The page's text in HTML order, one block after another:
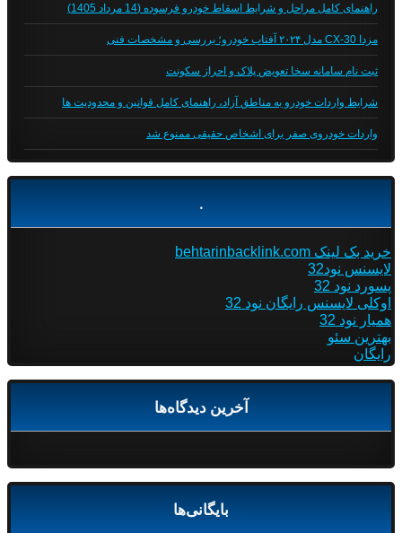
راهنمای کامل مراحل و شرایط اسقاط خودرو فرسوده (14 مرداد 1405)
مزدا CX-30 مدل ۲۰۲۴ آفتاب خودرو؛ بررسی و مشخصات فنی
ثبت نام سامانه سخا تعویض پلاک و احراز سکونت
شرایط واردات خودرو به مناطق آزاد، راهنمای کامل قوانین و محدودیت ها
واردات خودروی صفر برای اشخاص حقیقی ممنوع شد
.
خرید بک لینک behtarinbacklink.com
لایسنس نود32
پسورد نود 32
اوکلی لایسنس رایگان نود 32
همیار نود 32
بهترین سئو
رایگان
آخرین دیدگاه‌ها
بایگانی‌ها